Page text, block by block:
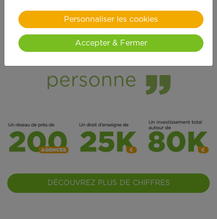
Plus de30 ans
d’expertise
dans les services à la
personne
DÉCOUVREZ PLUS DE CHIFFRES
Personnaliser les cookies
Accepter & Fermer